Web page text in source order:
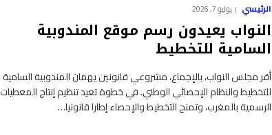
الرئيسي يوليو 7, 2026
النواب يعيدون رسم موقع المندوبية
السامية للتخطيط
أقر مجلس النواب، بالإجماع، مشروعي قانونين يهمان المندوبية السامية
للتخطيط والنظام الإحصائي الوطني. في خطوة تعيد تنظيم إنتاج المعطيات
الرسمية بالمغرب، وتمنح التخطيط والإحصاء إطارا قانونيا…